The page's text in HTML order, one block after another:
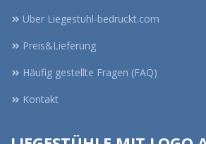
Über Liegestuhl-bedruckt.com
Preis&Lieferung
Häufig gestellte Fragen (FAQ)
Kontakt